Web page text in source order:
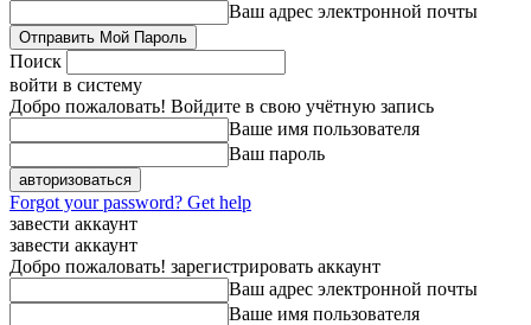
Ваш адрес электронной почты
Поиск
войти в систему
Добро пожаловать! Войдите в свою учётную запись
Ваше имя пользователя
Ваш пароль
Forgot your password? Get help
завести аккаунт
завести аккаунт
Добро пожаловать! зарегистрировать аккаунт
Ваш адрес электронной почты
Ваше имя пользователя